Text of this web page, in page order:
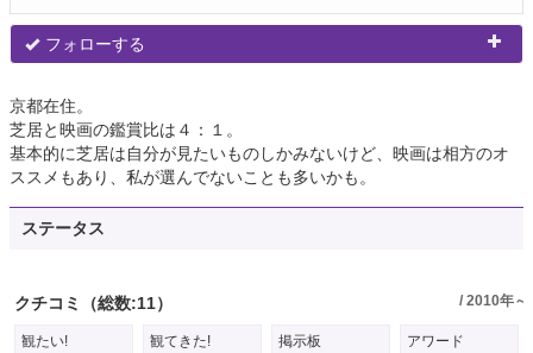
フォローする
京都在住。
芝居と映画の鑑賞比は４：１。
基本的に芝居は自分が見たいものしかみないけど、映画は相方のオ
ススメもあり、私が選んでないことも多いかも。
ステータス
クチコミ （総数:11） / 2010年～
観たい! 観てきた! 掲示板 アワード